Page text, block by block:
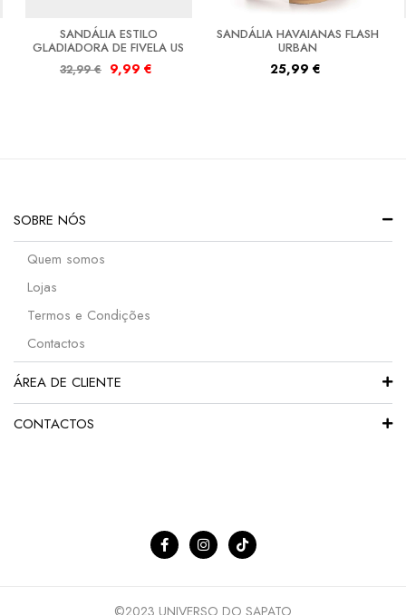
SANDÁLIA ESTILO
GLADIADORA DE FIVELA US
32,99€ 9,99 €
SANDÁLIA HAVAIANAS FLASH
URBAN
25,99 €
SOBRE NÓS
Quem somos
Lojas
Termos e Condições
Contactos
ÁREA DE CLIENTE
CONTACTOS
©2023 UNIVERSO DO SAPATO